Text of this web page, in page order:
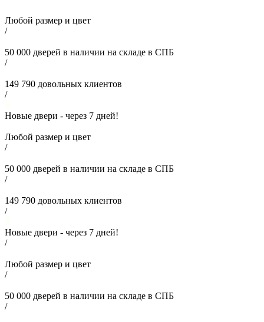
Любой размер и цвет
/
50 000 дверей в наличии на складе в СПБ
/
149 790 довольных клиентов
/
Новые двери - через 7 дней!
Любой размер и цвет
/
50 000 дверей в наличии на складе в СПБ
/
149 790 довольных клиентов
/
Новые двери - через 7 дней!
/
Любой размер и цвет
/
50 000 дверей в наличии на складе в СПБ
/